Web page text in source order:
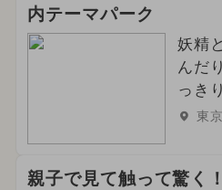
内テーマパーク
妖精
んだ
っき
東
親子で見て触って驚く